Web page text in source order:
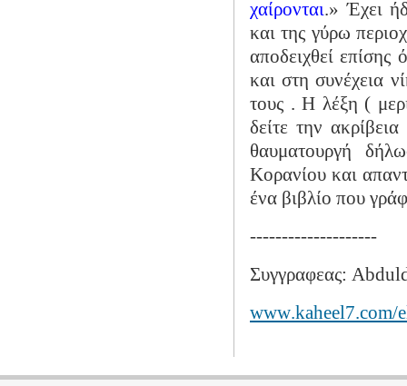
χαίρονται.» Έχει
και της γύρω
αποδειχθεί επίσης
και στη συνέχεια
τους . Η λέξη (
δείτε την
θαυματουργή
Κορανίου και
ένα βιβλίο που
--------------------
Συγγραφεας:
www.kaheel 7.com/